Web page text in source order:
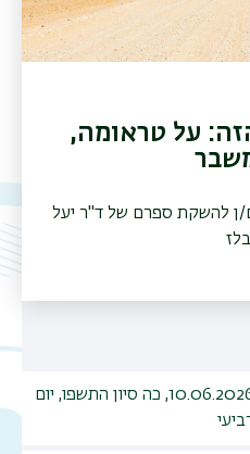
10.06.2026, כה סיון התשפו, יום